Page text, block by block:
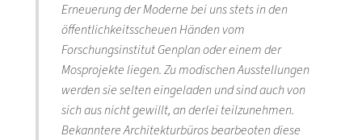
Erneuerung der Moderne bei uns stets in den
öffentlichkeitsscheuen Händen vom
Forschungsinstitut Genplan oder einem der
Mosprojekte liegen. Zu modischen Ausstellungen
werden sie selten eingeladen und sind auch von
sich aus nicht gewillt, an derlei teilzunehmen.
Bekanntere Architekturbüros bearbeoten diese